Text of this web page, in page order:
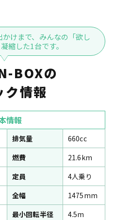
けまで、みんなの「欲し
縮した1台です。
BOXの
ク情報
情報
排気量
660cc
燃費
21.6km
定員
4人乗り
全幅
1475mm
最小回転半径 4.5m